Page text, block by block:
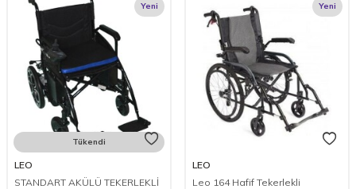
Yeni
Tükendi
LEO
STANDART AKÜLÜ TEKERLEKLİ
Yeni
LEO
Leo 164 Hafif Tekerlekli